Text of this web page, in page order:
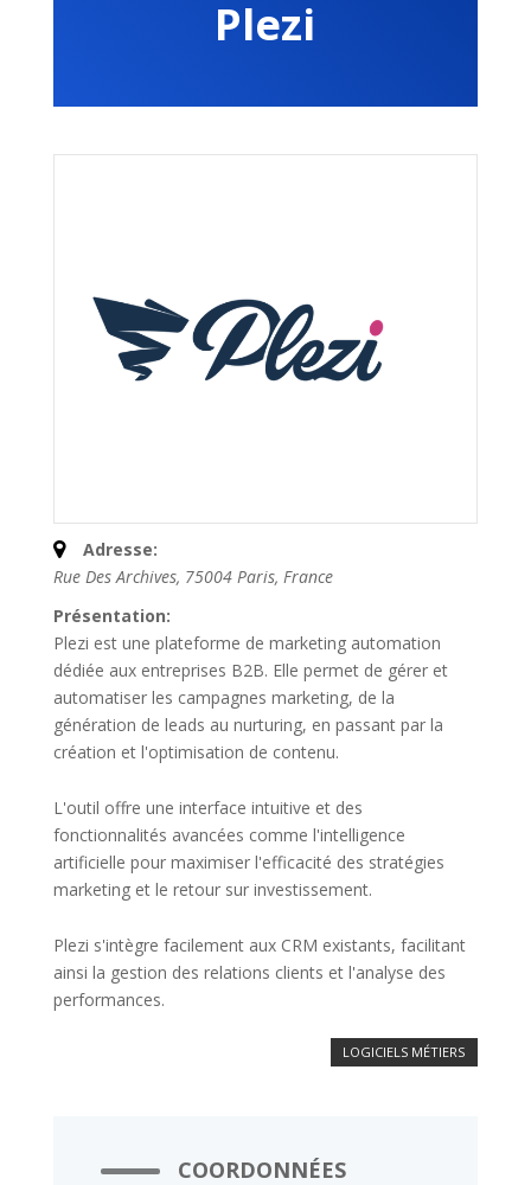
Plezi
Adresse:
Rue Des Archives, 75004 Paris, France
Présentation:
Plezi est une plateforme de marketing automation
dédiée aux entreprises B2B. Elle permet de gérer et
automatiser les campagnes marketing, de la
génération de leads au nurturing, en passant par la
création et l'optimisation de contenu.
L'outil offre une interface intuitive et des
fonctionnalités avancées comme l'intelligence
artificielle pour maximiser l'efficacité des stratégies
marketing et le retour sur investissement.
Plezi s'intègre facilement aux CRM existants, facilitant
ainsi la gestion des relations clients et l'analyse des
performances.
LOGICIELS MÉTIERS
COORDONNÉES